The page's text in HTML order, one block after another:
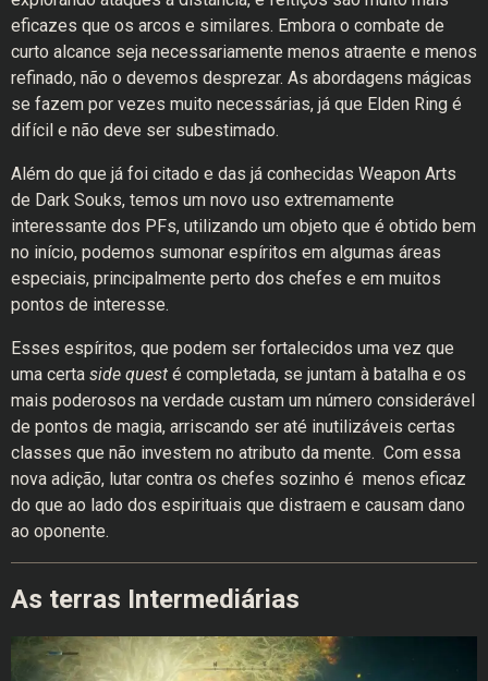
eficazes que os arcos e similares. Embora o combate de
curto alcance seja necessariamente menos atraente e menos
refinado, não o devemos desprezar. As abordagens mágicas
se fazem por vezes muito necessárias, já que Elden Ring é
difícil e não deve ser subestimado.
Além do que já foi citado e das já conhecidas Weapon Arts
de Dark Souks, temos um novo uso extremamente
interessante dos PFs, utilizando um objeto que é obtido bem
no início, podemos sumonar espíritos em algumas áreas
especiais, principalmente perto dos chefes e em muitos
pontos de interesse.
Esses espíritos, que podem ser fortalecidos uma vez que
uma certa side quest é completada, se juntam à batalha e os
mais poderosos na verdade custam um número considerável
de pontos de magia, arriscando ser até inutilizáveis ​​certas
classes que não investem no atributo da mente. Com essa
nova adição, lutar contra os chefes sozinho é menos eficaz
do que ao lado dos espirituais que distraem e causam dano
ao oponente.
As terras Intermediárias